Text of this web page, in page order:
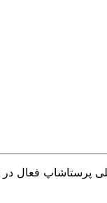
پرستاشاپ فعال در